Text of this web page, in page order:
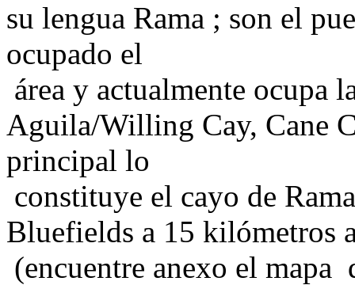
su lengua Rama ; son el
ocupado el
área y actualmente ocupa
Aguila/Willing Cay, Cane
principal lo
constituye el cayo de
Bluefields a 15 kilómetros
(encuentre anexo el mapa